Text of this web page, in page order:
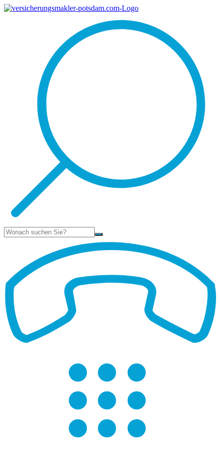
Suche